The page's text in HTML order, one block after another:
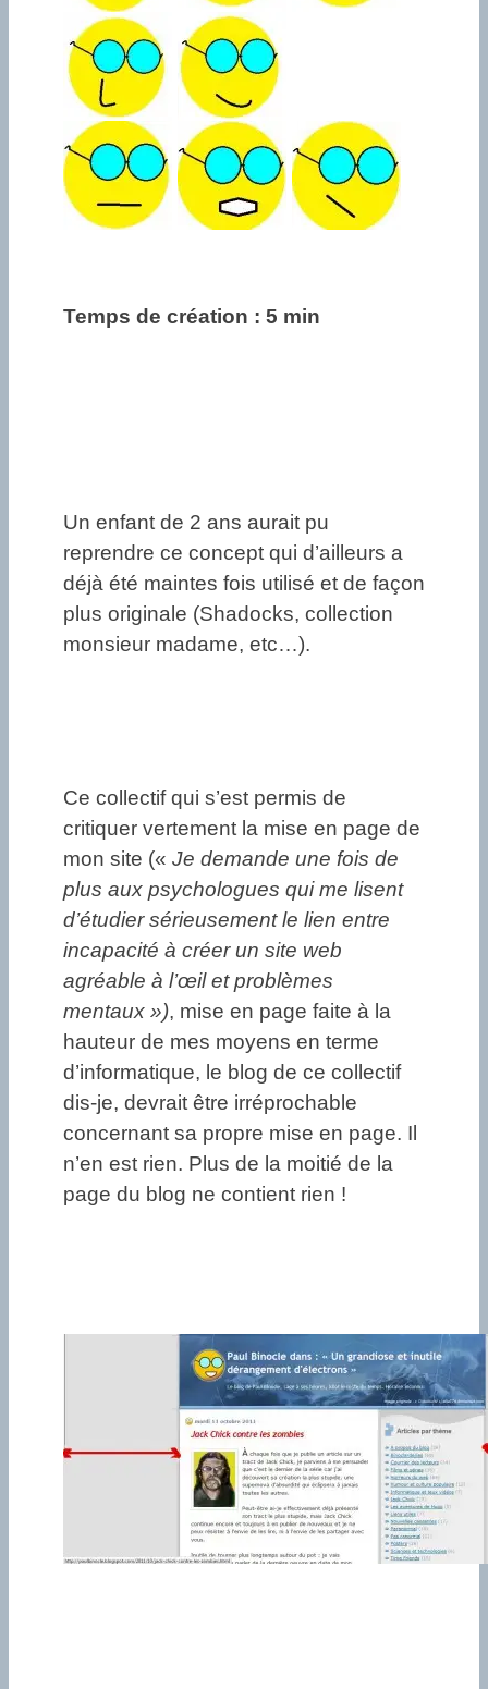
Temps de création : 5 min
Un enfant de 2 ans aurait pu
reprendre ce concept qui d’ailleurs a
déjà été maintes fois utilisé et de façon
plus originale (Shadocks, collection
monsieur madame, etc…).
Ce collectif qui s’est permis de
critiquer vertement la mise en page de
mon site (« Je demande une fois de
plus aux psychologues qui me lisent
d’étudier sérieusement le lien entre
incapacité à créer un site web
agréable à l’œil et problèmes
mentaux »), mise en page faite à la
hauteur de mes moyens en terme
d’informatique, le blog de ce collectif
dis-je, devrait être irréprochable
concernant sa propre mise en page. Il
n’en est rien. Plus de la moitié de la
page du blog ne contient rien !